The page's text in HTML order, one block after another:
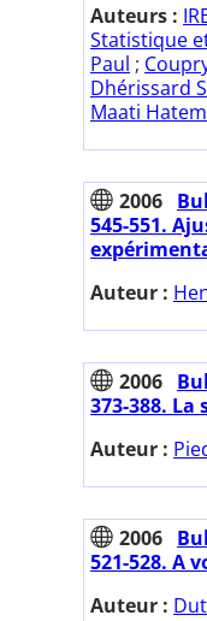
Auteurs :
Statistique
Paul ;
Dhérissard
Maati Hatem
2006
545-551.
Auteur :
2006
373-388.
Auteur :
2006
521-528. A
Auteur :